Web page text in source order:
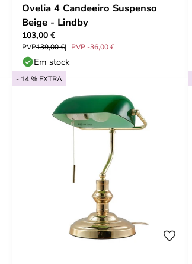
Ovelia 4 Candeeiro Suspenso
Beige - Lindby
103,00 €
PVP139,00 € PVP -36,00 €
Em stock
- 14 % EXTRA